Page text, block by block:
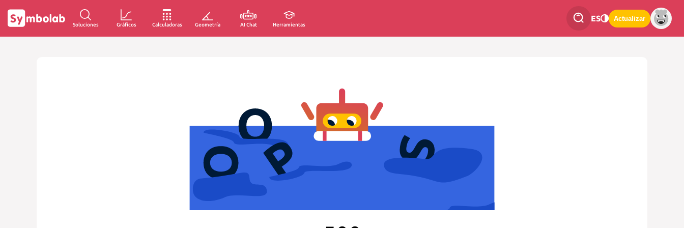
Soluciones Gráficos Calculadoras Geometría AI Chat Herramientas
ES Actualizar